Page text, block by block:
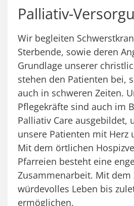
Palliativ-
Wir begleiten
Sterbende, sowie deren
Grundlage unserer
stehen den Patienten bei,
auch in schweren Zeiten.
Pflegekräfte sind auch im
Palliativ Care ausgebildet,
unsere Patienten mit Herz
Mit dem örtlichen
Pfarreien besteht eine
Zusammenarbeit. Mit dem
würdevolles Leben bis
ermöglichen.